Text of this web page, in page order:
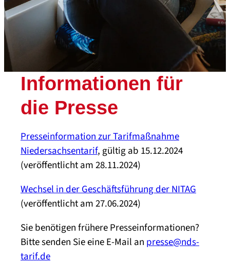
Informationen für
die Presse
Presseinformation zur Tarifmaßnahme
Niedersachsentarif, gültig ab 15.12.2024
(veröffentlicht am 28.11.2024)
Wechsel in der Geschäftsführung der NITAG
(veröffentlicht am 27.06.2024)
Sie benötigen frühere Presseinformationen?
Bitte senden Sie eine E-Mail an presse@nds-
tarif.de